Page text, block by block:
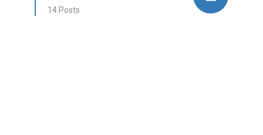
14 Posts